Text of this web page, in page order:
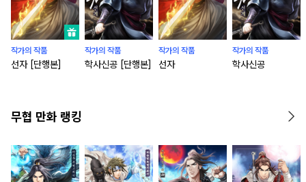
작가의 작품
선자 [단행본]
작가의 작품
학사신공 [단행본]
작가의 작품
선자
작가의 작품
학사신공
무협 만화 랭킹